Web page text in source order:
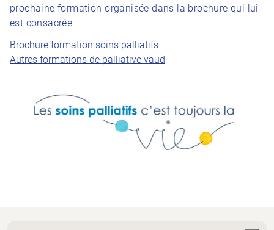
prochaine formation organisée dans la brochure qui lui
est consacrée.
Brochure formation soins palliatifs
Autres formations de palliative vaud